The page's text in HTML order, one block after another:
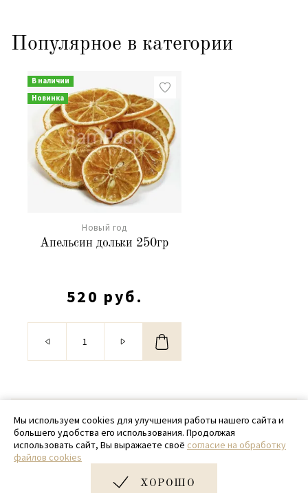
Популярное в категории
В наличии
Новинка
Новый год
Апельсин дольки 250гр
520 руб.
© 2020 - 2026 SamPack
+ 7 (918) 699-97-87
zakaz@sampack.store
Мы используем cookies для улучшения работы нашего сайта и
большего удобства его использования. Продолжая
использовать сайт, Вы выражаете своё согласие на обработку
файлов cookies
ХОРОШО